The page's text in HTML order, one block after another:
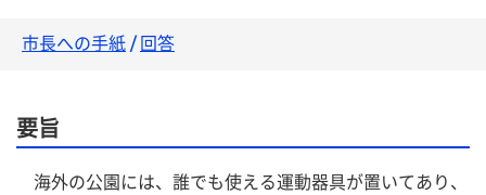
市長への手紙/回答
要旨
海外の公園には、誰でも使える運動器具が置いてあり、